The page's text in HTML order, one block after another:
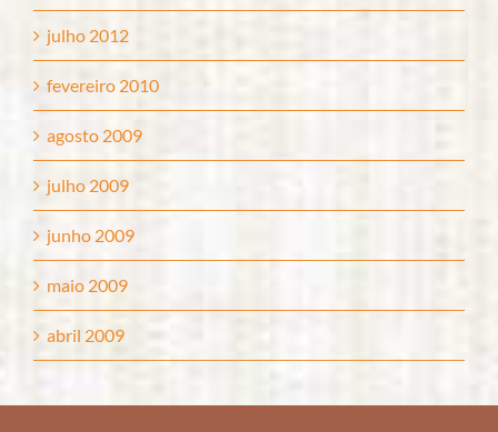
julho 2012
fevereiro 2010
agosto 2009
julho 2009
junho 2009
maio 2009
abril 2009